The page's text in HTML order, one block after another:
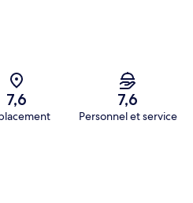
7,6 7,6
Personnel et service